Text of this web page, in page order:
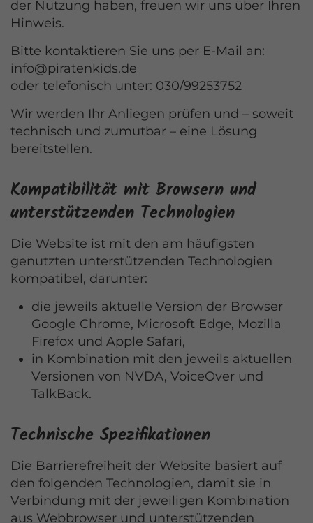
der Nutzung haben, freuen wir uns über Ihren
Hinweis.
Bitte kontaktieren Sie uns per E-Mail an:
info@piratenkids.de
oder telefonisch unter: 030/99253752
Wir werden Ihr Anliegen prüfen und – soweit
technisch und zumutbar – eine Lösung
bereitstellen.
Kompatibilität mit Browsern und
unterstützenden Technologien
Die Website ist mit den am häufigsten
genutzten unterstützenden Technologien
kompatibel, darunter:
die jeweils aktuelle Version der Browser
Google Chrome, Microsoft Edge, Mozilla
Firefox und Apple Safari,
in Kombination mit den jeweils aktuellen
Versionen von NVDA, VoiceOver und
TalkBack.
Technische Spezifikationen
Die Barrierefreiheit der Website basiert auf
den folgenden Technologien, damit sie in
Verbindung mit der jeweiligen Kombination
aus Webbrowser und unterstützenden